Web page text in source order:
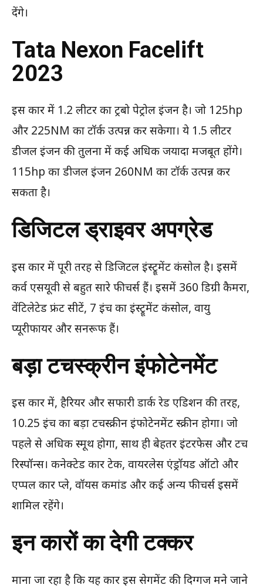
देंगे।
Tata Nexon Facelift
2023
इस कार में 1.2 लीटर का ट्रबो पेट्रोल इंजन है। जो 125hp
और 225NM का टॉर्क उत्पन्न कर सकेगा। ये 1.5 लीटर
डीजल इंजन की तुलना में कई अधिक जयादा मजबूत होंगे।
115hp का डीजल इंजन 260NM का टॉर्क उत्पन्न कर
सकता है।
डिजिटल ड्राइवर अपग्रेड
इस कार में पूरी तरह से डिजिटल इंस्ट्रूमेंट कंसोल है। इसमें
कर्व एसयूवी से बहुत सारे फीचर्स हैं। इसमें 360 डिग्री कैमरा,
वेंटिलेटेड फ्रंट सीटें, 7 इंच का इंस्ट्रूमेंट कंसोल, वायु
प्यूरीफायर और सनरूफ हैं।
बड़ा टचस्क्रीन इंफोटेनमेंट
इस कार में, हैरियर और सफारी डार्क रेड एडिशन की तरह,
10.25 इंच का बड़ा टचस्क्रीन इंफोटेनमेंट स्क्रीन होगा। जो
पहले से अधिक स्मूथ होगा, साथ ही बेहतर इंटरफेस और टच
रिस्पॉन्स। कनेक्टेड कार टेक, वायरलेस एंड्रॉयड ऑटो और
एप्पल कार प्ले, वॉयस कमांड और कई अन्य फीचर्स इसमें
शामिल रहेंगे।
इन कारों का देगी टक्कर
माना जा रहा है कि यह कार इस सेगमेंट की दिग्गज मने जाने